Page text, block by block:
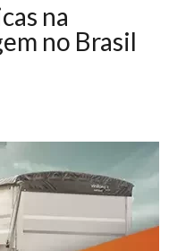
na
no Brasil